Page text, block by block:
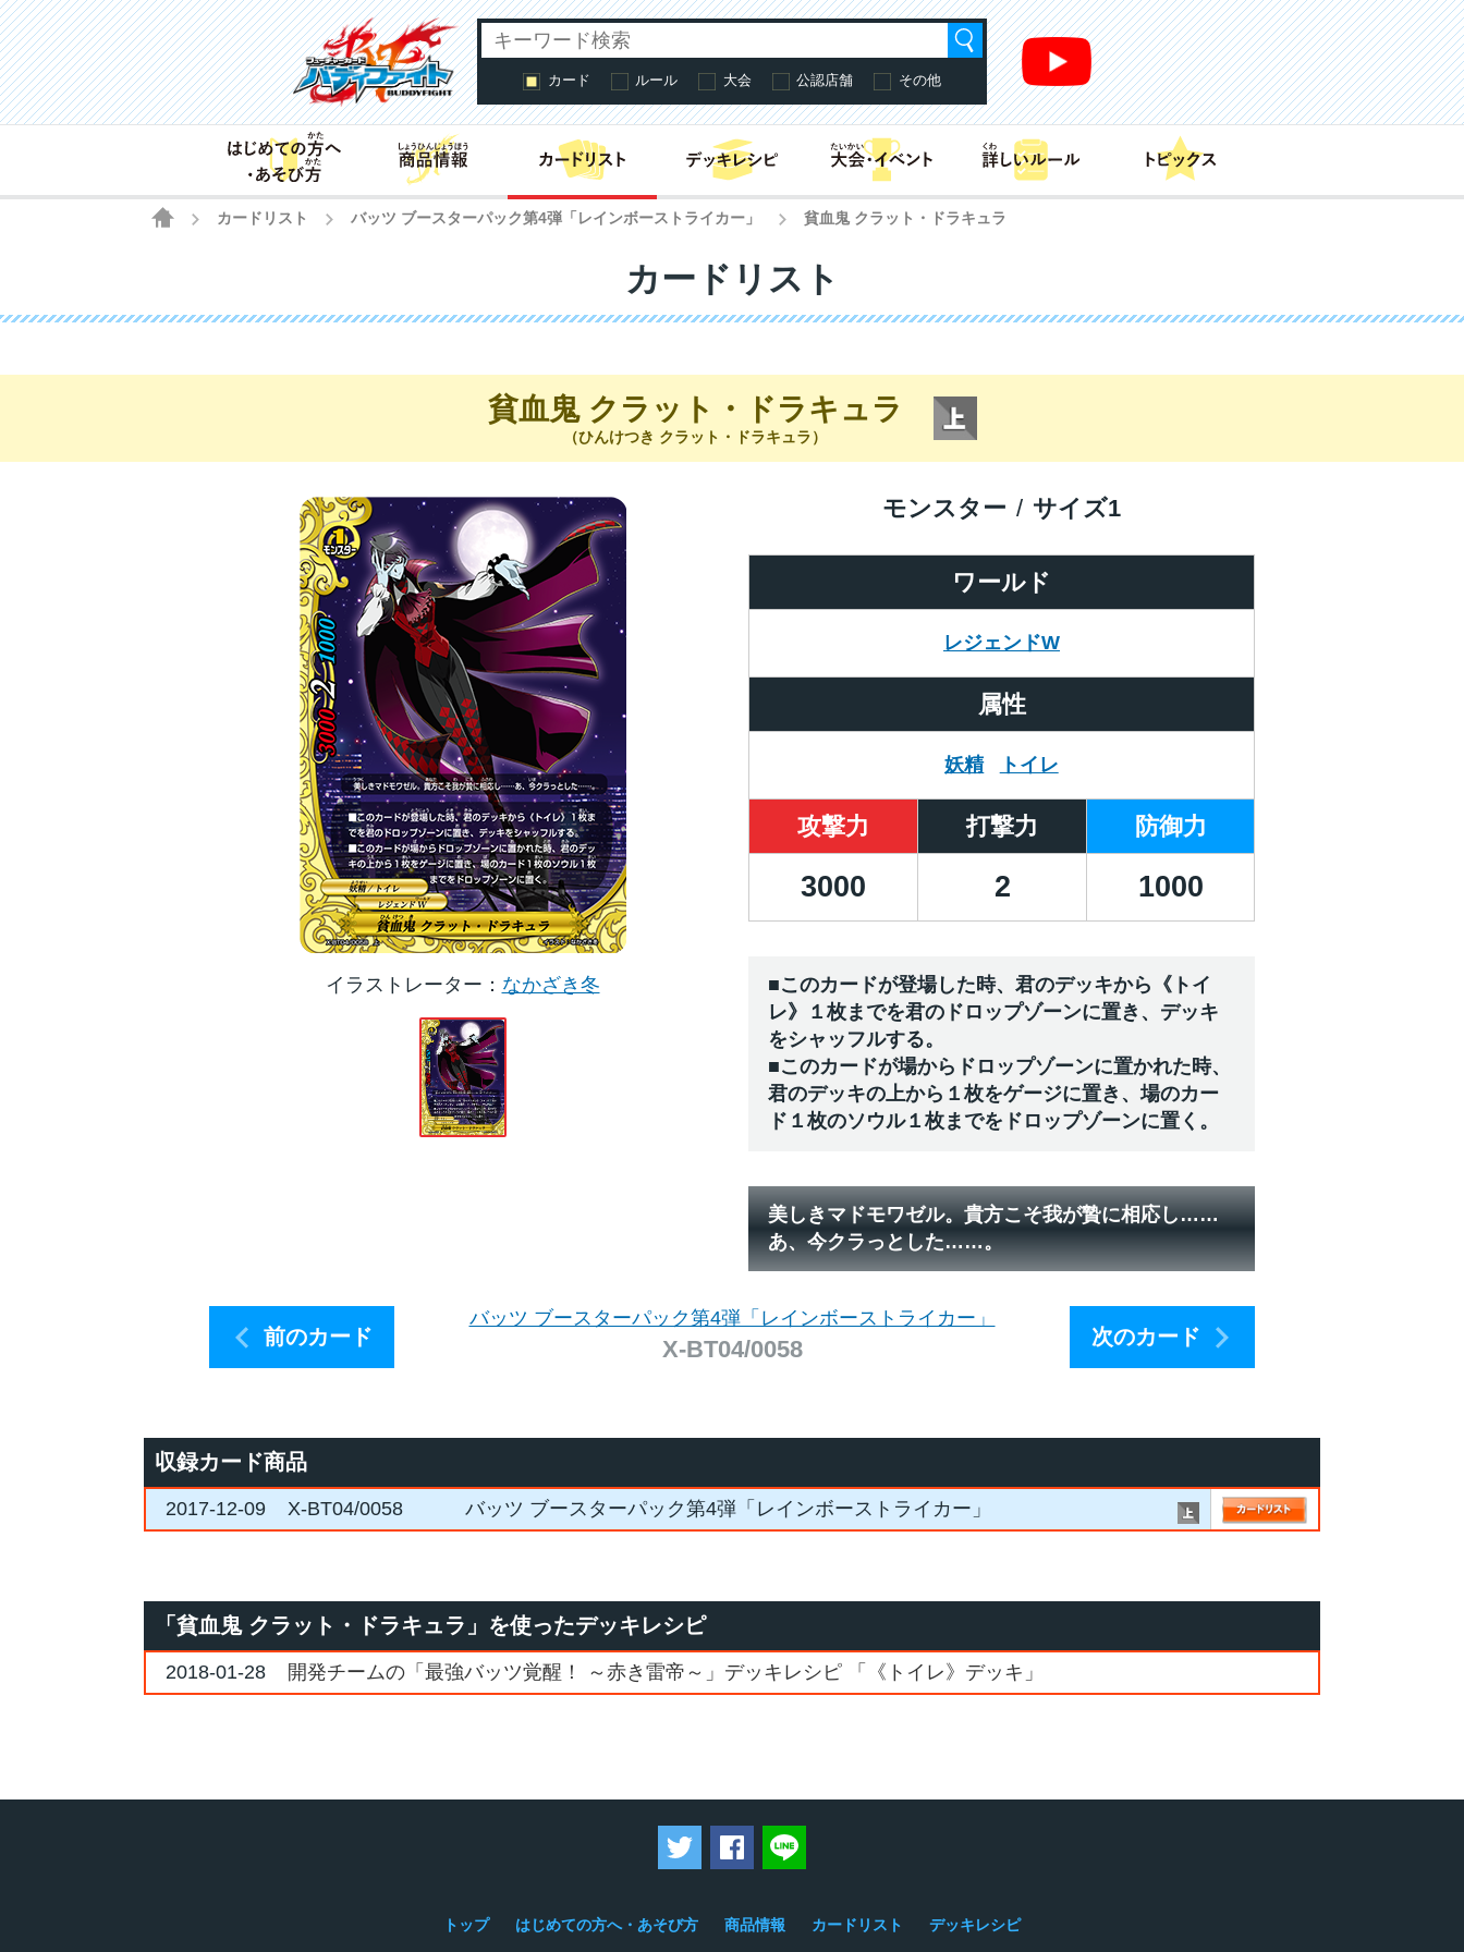
カード ルール 大会 公認店舗 その他
はじめての方へ・あそび方商品情報 カードリスト
HOME
カードリスト バッツ ブースターパック第4弾「レインボーストライカー」 貧血鬼 クラット・ドラキュラ
カードリスト
貧血鬼 クラット・ドラキュラ
（ひんけつき クラット・ドラキュラ）
イラストレーター なかざき冬
ワールド
レジェンドW
モンスター サイズ1
属性
妖精 トイレ
攻撃力 打撃力 防御力
3000 2 1000
■このカードが登場した時、君のデッキから《トイ
レ》１枚までを君のドロップゾーンに置き、デッキ
をシャッフルする。
■このカードが場からドロップゾーンに置かれた時、
君のデッキの上から１枚をゲージに置き、場のカー
ド１枚のソウル１枚までをドロップゾーンに置く。
美しきマドモワゼル。貴方こそ我が贄に相応し……
あ、今クラっとした……。
前のカード
バッツ ブースターパック第4弾「レインボーストライカー」
X-BT04/0058 次のカード
収録カード商品
2017-12-09 X-BT04/0058 バッツ ブースターパック第4弾「レインボーストライカー」
「貧血鬼 クラット・ドラキュラ」を使ったデッキレシピ
2018-01-28 開発チームの「最強バッツ覚醒！ ～赤き雷帝～」デッキレシピ 「《トイレ》デッキ」
ツイートするFacebookでシェアする
トップ はじめての方へ・あそび方 商品情報 カードリスト デッキレシピ